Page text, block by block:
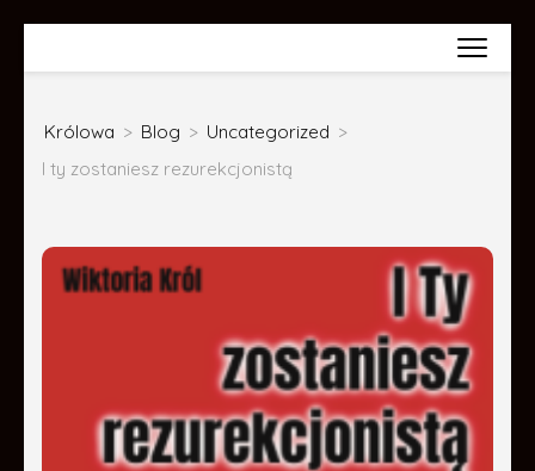
toWiktoria Król
Królowa > Blog > Uncategorized >
I ty zostaniesz rezurekcjonistą